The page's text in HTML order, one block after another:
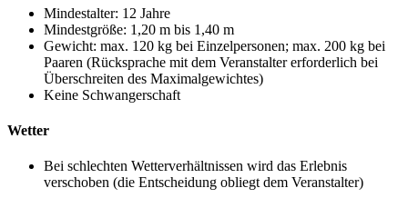
Mindestalter: 12 Jahre
Mindestgröße: 1,20 m bis 1,40 m
Gewicht: max. 120 kg bei Einzelpersonen; max. 200 kg bei
Paaren (Rücksprache mit dem Veranstalter erforderlich bei
Überschreiten des Maximalgewichtes)
Keine Schwangerschaft
Wetter
Bei schlechten Wetterverhältnissen wird das Erlebnis
verschoben (die Entscheidung obliegt dem Veranstalter)